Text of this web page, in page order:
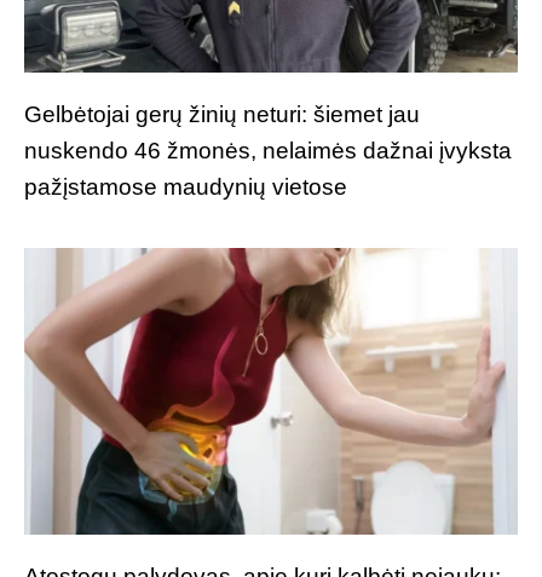
Gelbėtojai gerų žinių neturi: šiemet jau
nuskendo 46 žmonės, nelaimės dažnai įvyksta
pažįstamose maudynių vietose